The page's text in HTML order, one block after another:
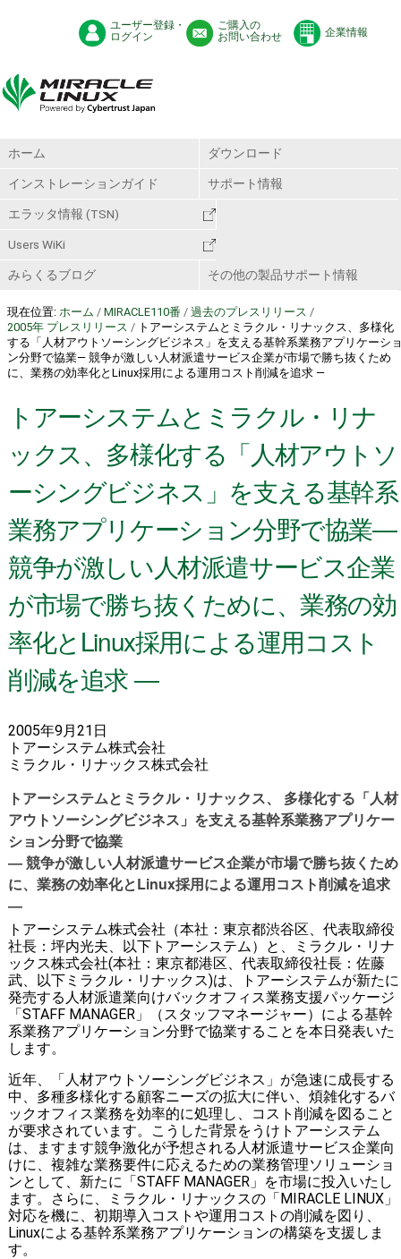
ユーザー登録・
ログイン
ご購入の
お問い合わせ
企業情報
ホーム ダウンロード
インストレーションガイド サポート情報
エラッタ情報 (TSN)
Users WiKi
みらくるブログ その他の製品サポート情報
現在位置: ホーム / MIRACLE110番 / 過去のプレスリリース /
2005年 プレスリリース / トアーシステムとミラクル・リナックス、多様化
する「人材アウトソーシングビジネス」を支える基幹系業務アプリケーシ
ン分野で協業― 競争が激しい人材派遣サービス企業が市場で勝ち抜くため
に、業務の効率化とLinux採用による運用コスト削減を追求 ―
トアーシステムとミラクル・リナ
ックス、多様化する「人材アウトソ
ーシングビジネス」を支える基幹系
業務アプリケーション分野で協業―
競争が激しい人材派遣サービス企業
が市場で勝ち抜くために、業務の効
率化とLinux採用による運用コスト
削減を追求 ―
2005年9月21日
トアーシステム株式会社
ミラクル・リナックス株式会社
トアーシステムとミラクル・リナックス、 多様化する「人材
アウトソーシングビジネス」を支える基幹系業務アプリケー
ション分野で協業
― 競争が激しい人材派遣サービス企業が市場で勝ち抜くため
に、業務の効率化とLinux採用による運用コスト削減を追求
―
トアーシステム株式会社（本社：東京都渋谷区、代表取締役
社長：坪内光夫、以下トアーシステム）と、ミラクル・リナ
ックス株式会社(本社：東京都港区、代表取締役社長：佐藤
武、以下ミラクル・リナックス)は、トアーシステムが新たに
発売する人材派遣業向けバックオフィス業務支援パッケージ
「STAFF MANAGER」（スタッフマネージャー）による基幹
系業務アプリケーション分野で協業することを本日発表いた
します。
近年、「人材アウトソーシングビジネス」が急速に成長する
中、多種多様化する顧客ニーズの拡大に伴い、煩雑化するバ
ックオフィス業務を効率的に処理し、コスト削減を図ること
が要求されています。こうした背景をうけトアーシステム
は、ますます競争激化が予想される人材派遣サービス企業向
けに、複雑な業務要件に応えるための業務管理ソリューショ
ンとして、新たに「STAFF MANAGER」を市場に投入いたし
ます。さらに、ミラクル・リナックスの「MIRACLE LINUX」
対応を機に、初期導入コストや運用コストの削減を図り、
Linuxによる基幹系業務アプリケーションの構築を支援しま
す。